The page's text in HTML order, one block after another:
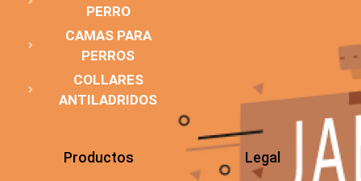
PERRO
CAMAS PARA
PERROS
COLLARES
ANTILADRIDOS
Productos Legal